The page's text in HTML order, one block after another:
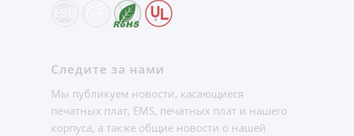
Следите за нами
Мы публикуем новости, касающиеся
печатных плат, EMS, печатных плат и нашего
корпуса, а также общие новости о нашей